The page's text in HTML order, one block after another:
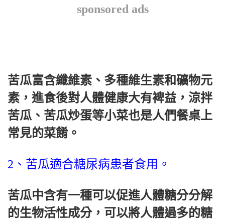
sponsored ads
苦瓜富含纖維素、多種維生素和礦物元
素，進食後對人體健康大有裨益，涼拌
苦瓜、苦瓜炒蛋等小菜也是人們餐桌上
常見的菜餚。
2、苦瓜適合糖尿病患者食用。
苦瓜中含有一種可以促進人體糖分分解
的生物活性成分，可以將人體過多的糖